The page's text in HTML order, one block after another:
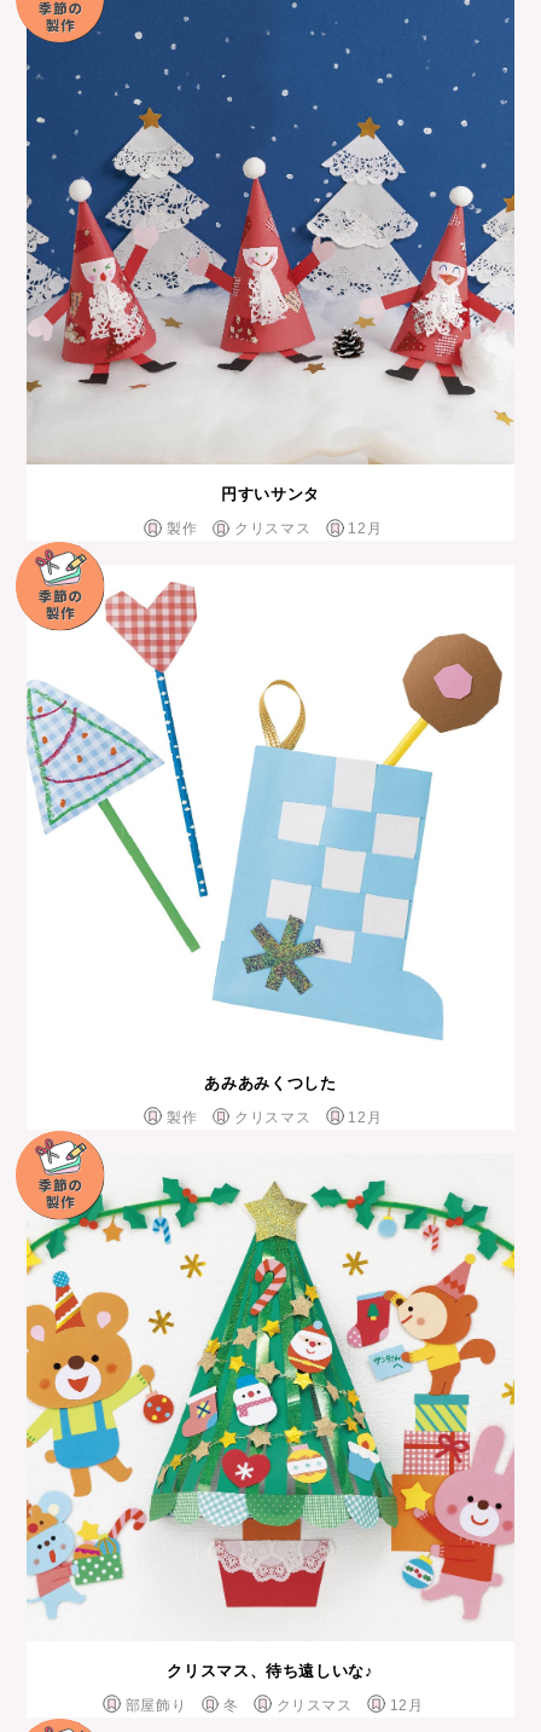
円すいサンタ
製作 クリスマス 12月
あみあみくつした
製作 クリスマス 12月
クリスマス、待ち遠しいな♪
部屋飾り 冬 クリスマス 12月